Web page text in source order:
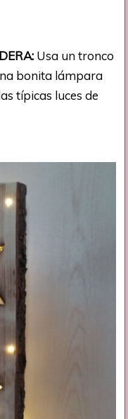
Usa un tronco
bonita lámpara
típicas luces de